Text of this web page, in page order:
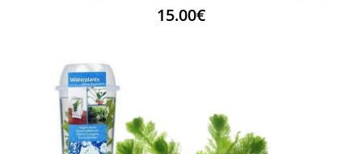
15.00€